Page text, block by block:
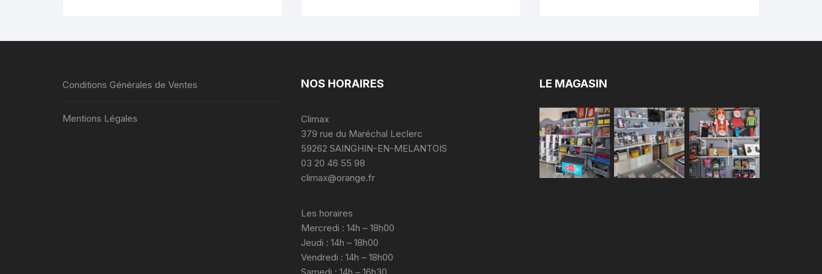
Conditions Générales de Ventes
Mentions Légales
NOS HORAIRES
Climax
379 rue du Maréchal Leclerc
59262 SAINGHIN-EN-MELANTOIS
03 20 46 55 98
climax@orange.fr
Les horaires
Mercredi : 14h – 18h00
Jeudi : 14h – 18h00
Vendredi : 14h – 18h00
Samedi : 14h – 16h30
LE MAGASIN